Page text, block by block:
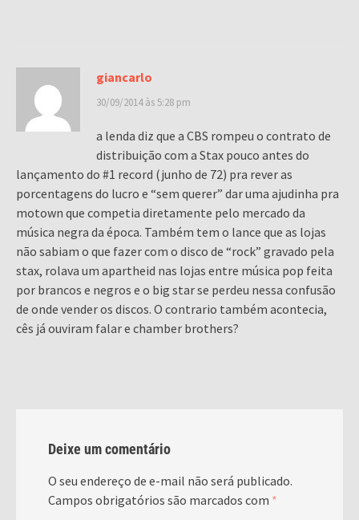
giancarlo
30/09/2014 às 5:28 pm
a lenda diz que a CBS rompeu o contrato de
distribuição com a Stax pouco antes do
lançamento do #1 record (junho de 72) pra rever as
porcentagens do lucro e “sem querer” dar uma ajudinha pra
motown que competia diretamente pelo mercado da
música negra da época. Também tem o lance que as lojas
não sabiam o que fazer com o disco de “rock” gravado pela
stax, rolava um apartheid nas lojas entre música pop feita
por brancos e negros e o big star se perdeu nessa confusão
de onde vender os discos. O contrario também acontecia,
cês já ouviram falar e chamber brothers?
Deixe um comentário
O seu endereço de e-mail não será publicado.
Campos obrigatórios são marcados com *